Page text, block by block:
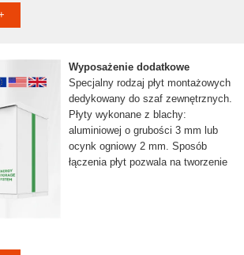
Wyposażenie dodatkowe
Specjalny rodzaj płyt montażowych
dedykowany do szaf zewnętrznych.
Płyty wykonane z blachy:
aluminiowej o grubości 3 mm lub
ocynk ogniowy 2 mm. Sposób
łączenia płyt pozwala na tworzenie